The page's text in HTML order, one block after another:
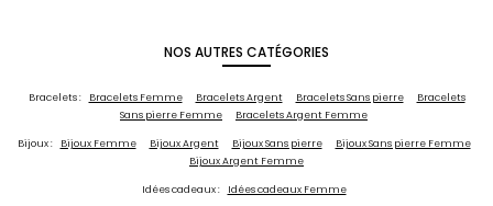
NOS AUTRES CATÉGORIES
Bracelets : Bracelets Femme Bracelets Argent Bracelets Sans pierre
Bracelets
Sans pierre Femme
Bracelets Argent Femme
Bijoux : Bijoux Femme Bijoux Argent Bijoux Sans pierre
Bijoux Sans pierre Femme
Bijoux Argent Femme
Idées cadeaux : Idées cadeaux Femme